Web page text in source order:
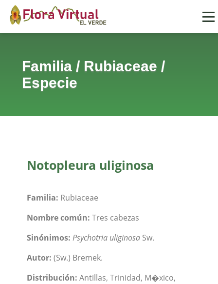
Familia/ Rubiaceae /
Especie
Notopleura uliginosa
Familia: Rubiaceae
Nombre común: Tres cabezas
Sinónimos: Psychotria uliginosaSw.
Autor: (Sw.) Bremek.
Distribución: Antillas, Trinidad, M�xico,